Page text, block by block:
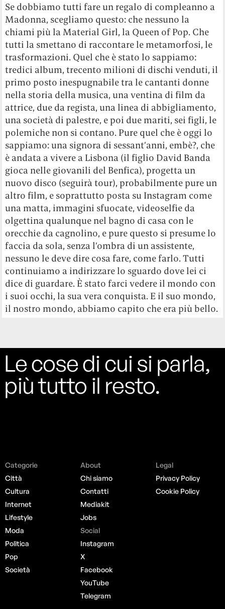
Se dobbiamo tutti fare un regalo di compleanno a
Madonna, scegliamo questo: che nessuno la
chiami più la Material Girl, la Queen of Pop. Che
tutti la smettano di raccontare le metamorfosi, le
trasformazioni. Quel che è stato lo sappiamo:
tredici album, trecento milioni di dischi venduti, il
primo posto inespugnabile tra le cantanti donne
nella storia della musica, una ventina di film da
attrice, due da regista, una linea di abbigliamento,
una società di palestre, e poi due mariti, sei figli, le
polemiche non si contano. Pure quel che è oggi lo
sappiamo: una signora di sessant’anni, embè?, che
è andata a vivere a Lisbona (il figlio David Banda
gioca nelle giovanili del Benfica), progetta un
nuovo disco (seguirà tour), probabilmente pure un
altro film, e soprattutto posta su Instagram come
una matta, immagini sfuocate, videoselfie da
olgettina qualunque nel bagno di casa con le
orecchie da cagnolino, e pure questo si presume lo
faccia da sola, senza l’ombra di un assistente,
nessuno le deve dire cosa fare, come farlo. Tutti
continuiamo a indirizzare lo sguardo dove lei ci
dice di guardare. È stato farci vedere il mondo con
i suoi occhi, la sua vera conquista. E il suo mondo,
il nostro mondo, abbiamo capito che era più bello.
Le cose di cui si parla,
più tutto il resto.
Categorie
Città
Cultura
Internet
Lifestyle
Moda
Politica
Pop
Società
About
Chi siamo
Contatti
Mediakit
Jobs
Social
Instagram
X
Facebook
YouTube
Telegram
Legal
Privacy Policy
Cookie Policy